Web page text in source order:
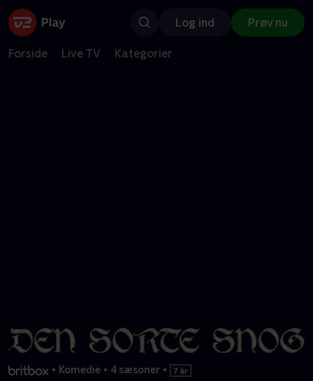
Log ind Prøv nu
Forside Live TV Kategorier
• Komedie • 4 sæsoner •